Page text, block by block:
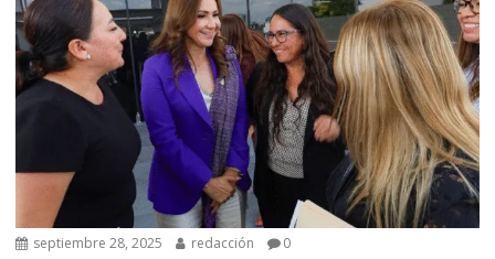
septiembre 28, 2025 redacción 0